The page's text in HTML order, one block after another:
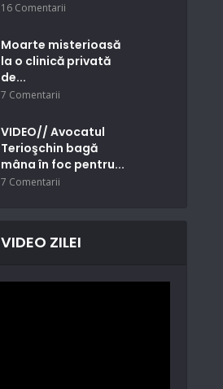
16 Comentarii
Moarte misterioasă
la o clinică privată
de...
7 Comentarii
VIDEO// Avocatul
Terioşchin bagă
mâna în foc pentru...
7 Comentarii
VIDEO ZILEI